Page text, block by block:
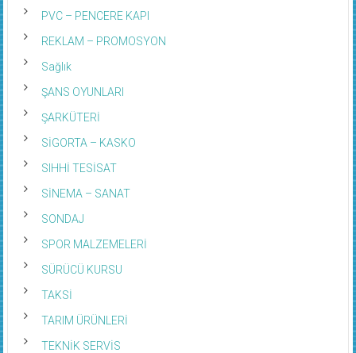
PVC – PENCERE KAPI
REKLAM – PROMOSYON
Sağlık
ŞANS OYUNLARI
ŞARKÜTERİ
SİGORTA – KASKO
SIHHİ TESİSAT
SİNEMA – SANAT
SONDAJ
SPOR MALZEMELERİ
SÜRÜCÜ KURSU
TAKSİ
TARIM ÜRÜNLERİ
TEKNİK SERVİS